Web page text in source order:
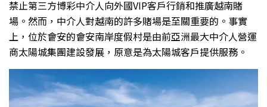
禁止第三方博彩中介人向外國VIP客戶行銷和推廣越南賭
場。然而，中介人對越南的許多賭場是至關重要的。事實
上，位於會安的會安南岸度假村是由前亞洲最大中介人營運
商太陽城集團建設發展，原意是為太陽城客戶提供服務。